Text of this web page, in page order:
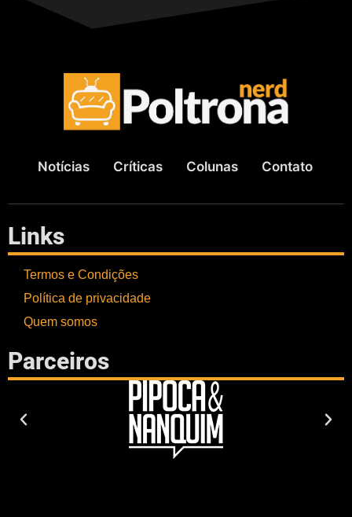
Notícias Críticas Colunas Contato
Links
Termos e Condições
Política de privacidade
Quem somos
Parceiros